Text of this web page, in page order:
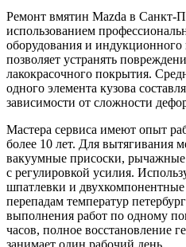
Ремонт вмятин Mazda в Санкт-
использованием
оборудования и индукционного
позволяет устранять
лакокрасочного покрытия.
одного элемента кузова
зависимости от сложности
Мастера сервиса имеют опыт
более 10 лет. Для вытягивания
вакуумные присоски,
с регулировкой усилия.
шпатлевки и
перепадам температур
выполнения работ по одному
часов, полное восстановление